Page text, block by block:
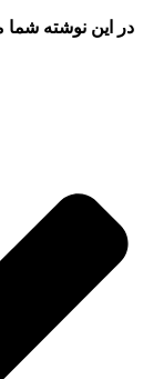
در این نوشته شما